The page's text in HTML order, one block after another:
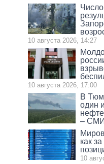
10 августа 2026, 14:27
10 августа 2026, 17:00
В
один
– СМИ
как
10